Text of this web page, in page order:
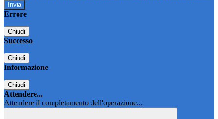
Errore
Chiudi
Successo
Chiudi
Informazione
Chiudi
Attendere...
Attendere il completamento dell'operazione...